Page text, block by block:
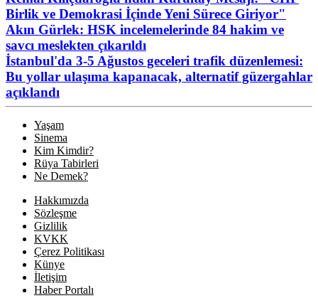
Birlik ve Demokrasi İçinde Yeni Sürece Giriyor"
Akın Gürlek: HSK incelemelerinde 84 hakim ve
savcı meslekten çıkarıldı
İstanbul'da 3-5 Ağustos geceleri trafik düzenlemesi:
Bu yollar ulaşıma kapanacak, alternatif güzergahlar
açıklandı
Yaşam
Sinema
Kim Kimdir?
Rüya Tabirleri
Ne Demek?
Hakkımızda
Sözleşme
Gizlilik
KVKK
Çerez Politikası
Künye
İletişim
Haber Portalı